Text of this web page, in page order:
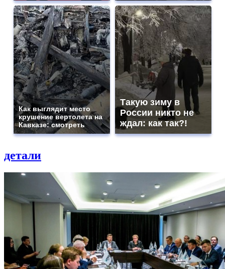
Как выглядит место
крушение вертолета на
Кавказе: смотреть
Такую зиму в
России никто не
ждал: как так?!
детали